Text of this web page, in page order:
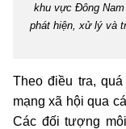
khu vực Đông
phát hiện, xử lý và
Theo điều tra,
mạng xã hội qua
Các đối tượng